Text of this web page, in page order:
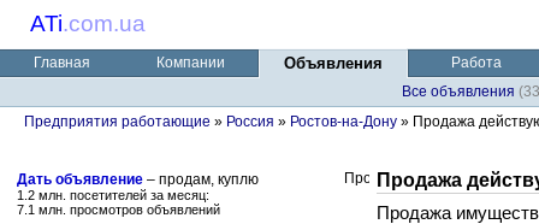
ATi.com.ua
Главная Компании Объявления
Работа
Все объявления
Предприятия работающие » Россия » Ростов-на-Дону » Продажа
Дать объявление – продам, куплю
1.2 млн. посетителей за месяц:
7.1 млн. просмотров объявлений
Продажа
Продажа